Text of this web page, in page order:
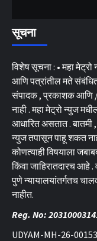
सूचना
विशेष सूचना : • महा
आणि पत्रांतील मते
संपादक , प्रकाशक आणि /
नाही . महा मेट्रो न्युज
आधारित असतात . बातमी
न्युज तपासून पाहू शकत
कोणत्याही विषयाला
किंवा जाहिरातदारच आहे
पुणे न्यायालयांतर्गतच
नाहीत.
Reg. No:
UDYAM-MH-26-